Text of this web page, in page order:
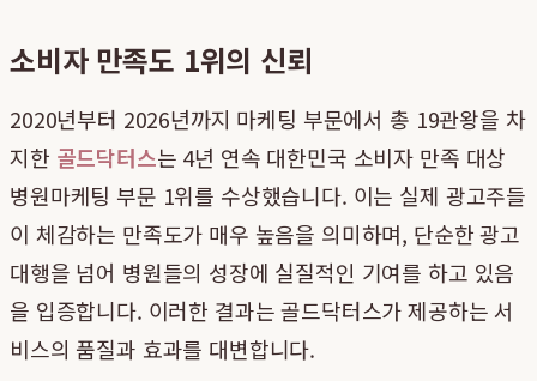
소비자 만족도 1위의 신뢰
2020년부터 2026년까지 마케팅 부문에서 총 19관왕을 차
지한 골드닥터스는 4년 연속 대한민국 소비자 만족 대상
병원마케팅 부문 1위를 수상했습니다. 이는 실제 광고주들
이 체감하는 만족도가 매우 높음을 의미하며, 단순한 광고
대행을 넘어 병원들의 성장에 실질적인 기여를 하고 있음
을 입증합니다. 이러한 결과는 골드닥터스가 제공하는 서
비스의 품질과 효과를 대변합니다.